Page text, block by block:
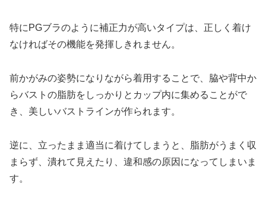
特にPGブラのように補正力が高いタイプは、正しく着け
なければその機能を発揮しきれません。
前かがみの姿勢になりながら着用することで、脇や背中か
らバストの脂肪をしっかりとカップ内に集めることがで
き、美しいバストラインが作られます。
逆に、立ったまま適当に着けてしまうと、脂肪がうまく収
まらず、潰れて見えたり、違和感の原因になってしまいま
す。